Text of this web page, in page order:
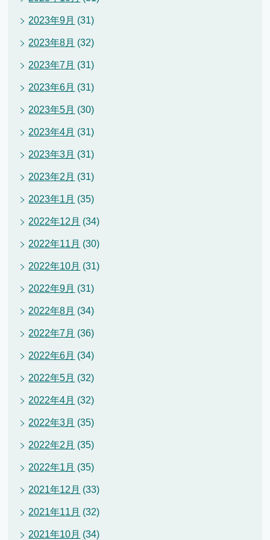
2023年9月 (31)
2023年8月 (32)
2023年7月 (31)
2023年6月 (31)
2023年5月 (30)
2023年4月 (31)
2023年3月 (31)
2023年2月 (31)
2023年1月 (35)
2022年12月 (34)
2022年11月 (30)
2022年10月 (31)
2022年9月 (31)
2022年8月 (34)
2022年7月 (36)
2022年6月 (34)
2022年5月 (32)
2022年4月 (32)
2022年3月 (35)
2022年2月 (35)
2022年1月 (35)
2021年12月 (33)
2021年11月 (32)
2021年10月 (34)